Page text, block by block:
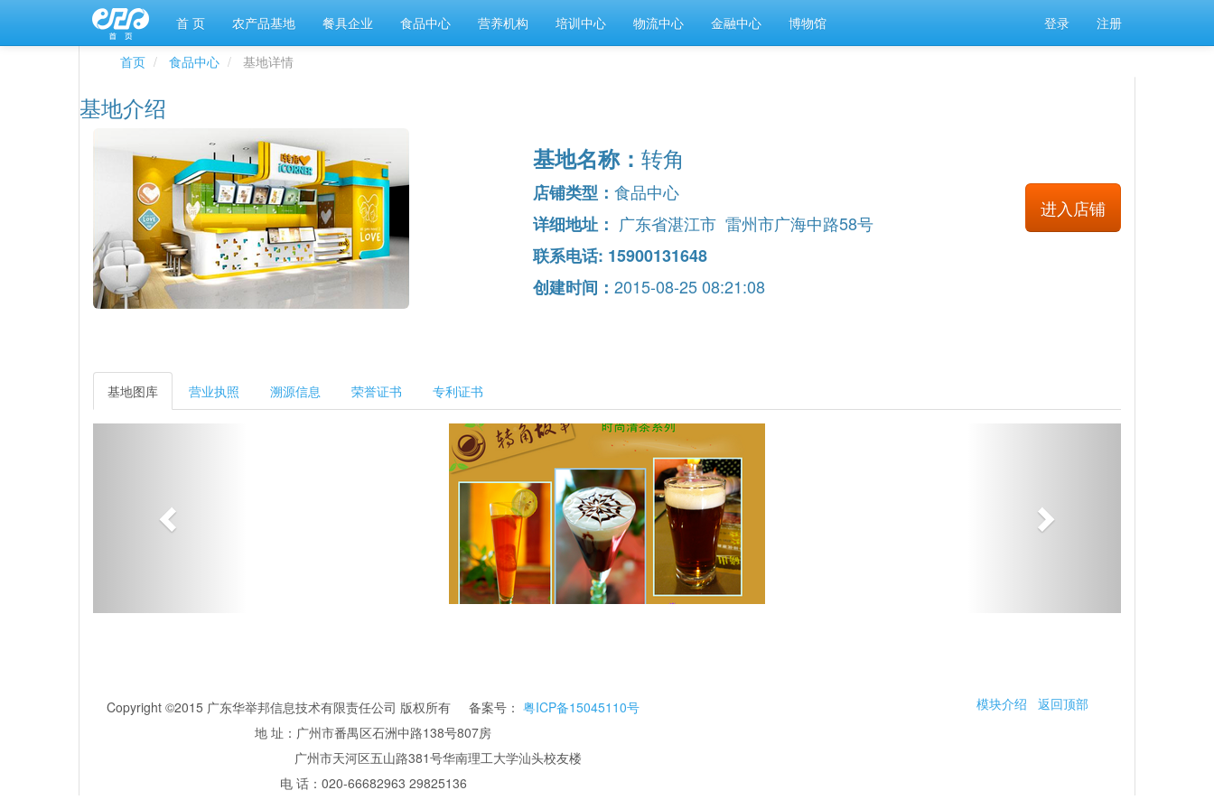
首 页 农产品基地 餐具企业 食品中心 营养机构 培训中心 物流中心 金融中心 博物馆 登录 注册
首页 食品中心 基地详情
基地介绍
基地名称： 转角
店铺类型： 食品中心
进入店铺
详细地址： 广东省湛江市 雷州市广海中路58号
联系电话: 15900131648
创建时间： 2015-08-25 08:21:08
基地图库 营业执照 溯源信息 荣誉证书 专利证书
模块介绍 返回顶部
Copyright ©2015 广东华举邦信息技术有限责任公司 版权所有 备案号： 粤ICP备15045110号
地 址：广州市番禺区石洲中路138号807房
广州市天河区五山路381号华南理工大学汕头校友楼
电 话：020-66682963 29825136